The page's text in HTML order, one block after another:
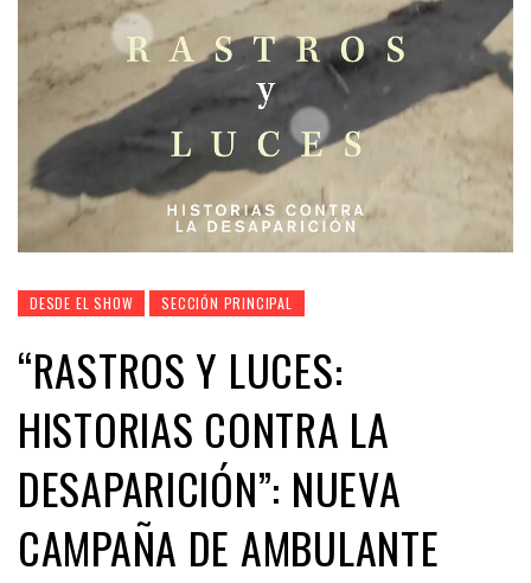
DESDE EL SHOW SECCIÓN PRINCIPAL
“RASTROS Y LUCES:
HISTORIAS CONTRA LA
DESAPARICIÓN”: NUEVA
CAMPAÑA DE AMBULANTE